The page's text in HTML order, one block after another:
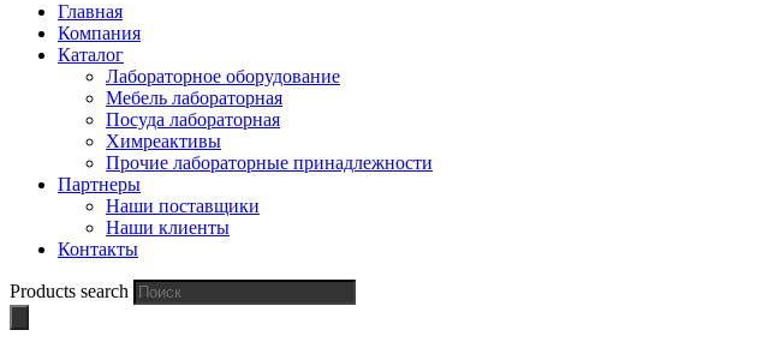
Главная
Компания
Каталог
Лабораторное оборудование
Мебель лабораторная
Посуда лабораторная
Химреактивы
Прочие лабораторные принадлежности
Партнеры
Наши поставщики
Наши клиенты
Контакты
Products search